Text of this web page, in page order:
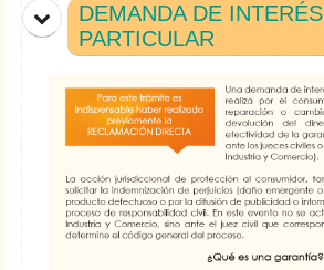
DEMANDA DE INTERÉS
PARTICULAR